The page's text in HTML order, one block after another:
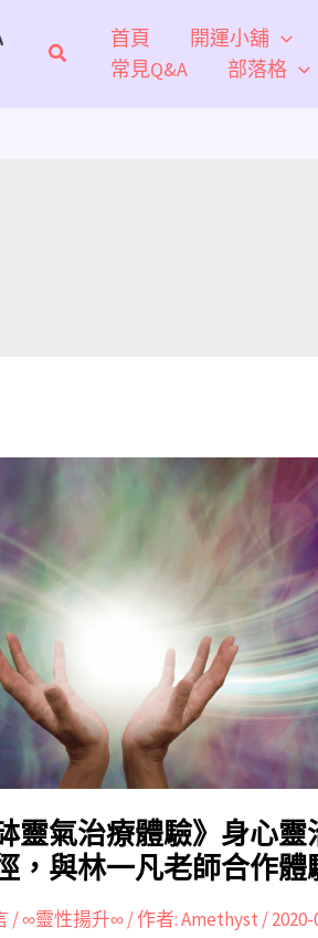
首頁 開運小舖
常見Q&A
部落格
靈氣治療體驗》身心
，與林一凡老師合作體
/∞靈性揚升∞/ 作者:Amethyst /